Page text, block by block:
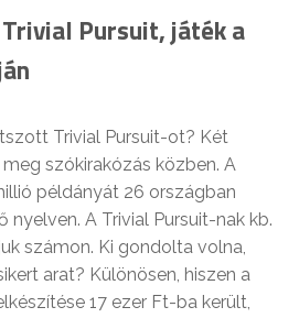
Pursuit, játék a
Trivial Pursuit-ot? Két
szókirakózás közben. A
példányát 26 országban
nyelven. A Trivial Pursuit-nak kb.
számon. Ki gondolta volna,
arat? Különösen, hiszen a
17 ezer Ft-ba került,